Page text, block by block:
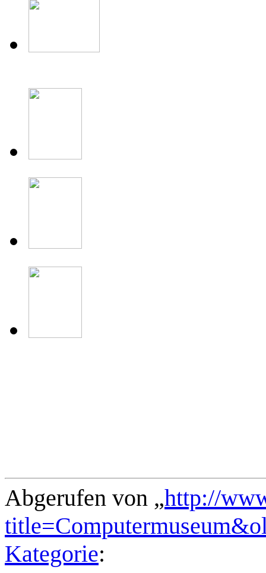
Abgerufen von „http://
Kategorie: